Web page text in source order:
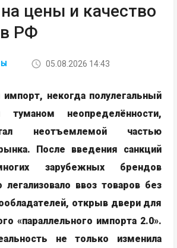
цены и качество
РФ
05.08.2026 14:43
импорт, некогда полулегальный
туманом неопределённости,
неотъемлемой частью
После введения санкций
зарубежных брендов
легализовало ввоз товаров без
открыв двери для
«параллельного импорта 2.0».
не только изменила